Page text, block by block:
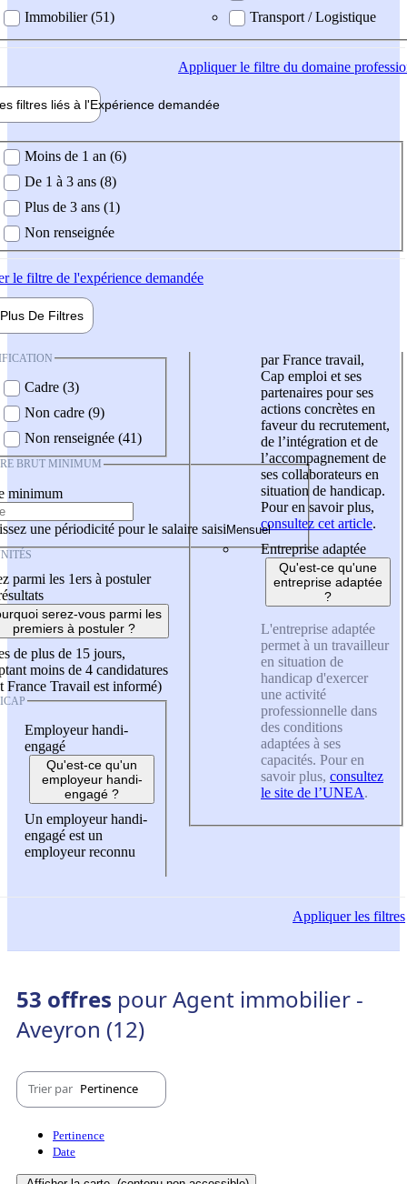
Immobilier (51)
Transport / Logistique
Appliquerle filtre du domaine
filtres liés à l'Expérience demandée
demandée
Moins de 1 an (6)
De 1 à 3 ans (8)
Plus de 3 ans (1)
Non renseignée
le filtre de l'expérience demandée
Plus De Filtres
Cadre (3)
Non cadre (9)
Non renseignée (41)
BRUT MINIMUM
minimum
une périodicité pour le salaire saisi
parmi les 1ers à postuler
serez-vous parmi les
premiers à postuler ?
de plus de 15 jours,
moins de 4 candidatures
France Travail est informé)
Employeur handi-
engagé
Qu'est-ce qu'un
employeur handi-
engagé ?
Un employeur handi-
engagé est un
employeur reconnu
par France travail,
Cap emploi et ses
partenaires pour ses
actions concrètes en
faveur du recrutement,
de l’intégration et de
l’accompagnement de
ses collaborateurs en
situation de handicap.
Pour en savoir plus,
consultez cet article.
Entreprise adaptée
Qu'est-ce qu'une
entreprise adaptée
?
L'entreprise adaptée
permet à un travailleur
en situation de
handicap d'exercer
une activité
professionnelle dans
des conditions
adaptées à ses
capacités. Pour en
savoir plus, consultez
le site de l’UNEA.
Appliquerles filtres
53 offres pour Agent immobilier -
Aveyron (12)
Trier par Pertinence
Pertinence
Date